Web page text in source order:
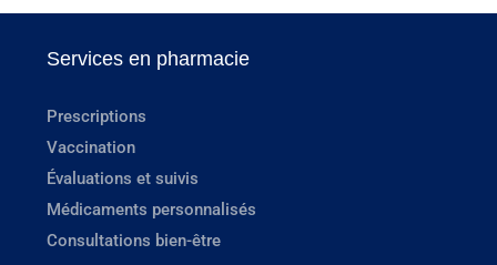
Services en pharmacie
Prescriptions
Vaccination
Évaluations et suivis
Médicaments personnalisés
Consultations bien-être